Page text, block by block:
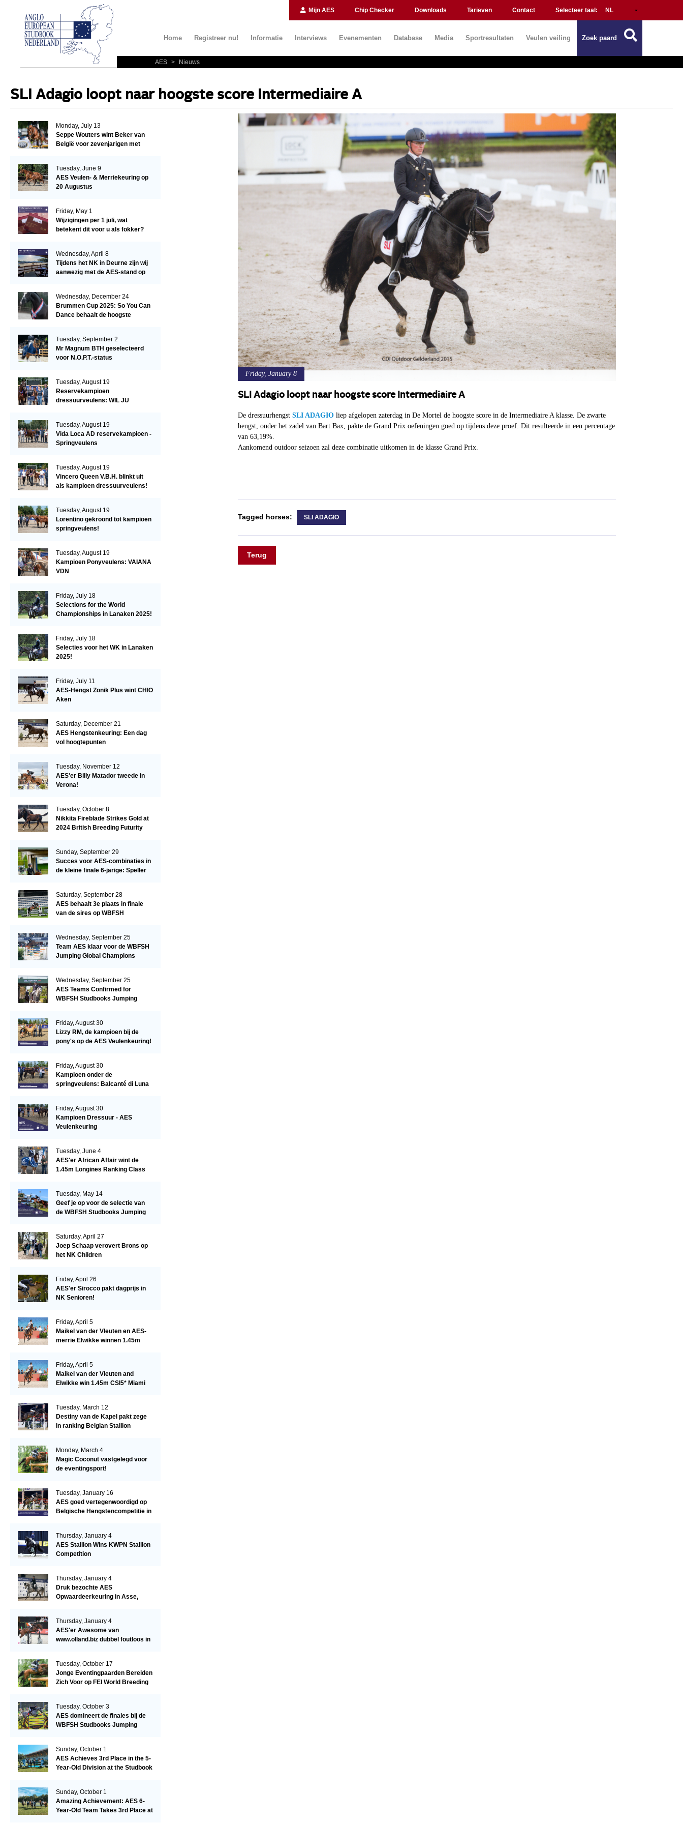
Mijn AES Chip Checker Downloads Tarieven Contact Selecteer taal:
Home Registreer nu! Informatie Interviews Evenementen Database Media Sportresultaten Veulen veiling Zoek paard
AES > Nieuws
SLI Adagio loopt naar hoogste score Intermediaire A
Friday, January 8
SLI Adagio loopt naar hoogste score Intermediaire A
De dressuurhengst SLI ADAGIOliep afgelopen zaterdag in De Mortel de hoogste score in de Intermediaire A klasse. De zwarte
hengst, onder het zadel van Bart Bax, pakte de Grand Prix oefeningen goed op tijdens deze proef. Dit resulteerde in een percentage
van 63,19%.
Aankomend outdoor seizoen zal deze combinatie uitkomen in de klasse Grand Prix.
Tagged horses: SLI ADAGIO
Terug
Monday, July 13
Seppe Wouters wint Beker van
België voor zevenjarigen met
Tuesday, June 9
AES Veulen- & Merriekeuring op
20 Augustus
Friday, May 1
Wijzigingen per 1 juli, wat
betekent dit voor u als fokker?
Wednesday, April 8
Tijdens het NK in Deurne zijn wij
aanwezig met de AES-stand op
Wednesday, December 24
Brummen Cup 2025: So You Can
Dance behaalt de hoogste
Tuesday, September 2
Mr Magnum BTH geselecteerd
voor N.O.P.T.-status
Tuesday, August 19
Reservekampioen
dressuurveulens: WIL JU
Tuesday, August 19
Vida Loca AD reservekampioen -
Springveulens
Tuesday, August 19
Vincero Queen V.B.H. blinkt uit
als kampioen dressuurveulens!
Tuesday, August 19
Lorentino gekroond tot kampioen
springveulens!
Tuesday, August 19
Kampioen Ponyveulens: VAIANA
VDN
Friday, July 18
Selections for the World
Championships in Lanaken 2025!
Friday, July 18
Selecties voor het WK in Lanaken
2025!
Friday, July 11
AES-Hengst Zonik Plus wint CHIO
Aken
Saturday, December 21
AES Hengstenkeuring: Een dag
vol hoogtepunten
Tuesday, November 12
AES'er Billy Matador tweede in
Verona!
Tuesday, October 8
Nikkita Fireblade Strikes Gold at
2024 British Breeding Futurity
Sunday, September 29
Succes voor AES-combinaties in
de kleine finale 6-jarige: Speller
Saturday, September 28
AES behaalt 3e plaats in finale
van de sires op WBFSH
Wednesday, September 25
Team AES klaar voor de WBFSH
Jumping Global Champions
Wednesday, September 25
AES Teams Confirmed for
WBFSH Studbooks Jumping
Friday, August 30
Lizzy RM, de kampioen bij de
pony's op de AES Veulenkeuring!
Friday, August 30
Kampioen onder de
springveulens: Balcanté di Luna
Friday, August 30
Kampioen Dressuur - AES
Veulenkeuring
Tuesday, June 4
AES'er African Affair wint de
1.45m Longines Ranking Class
Tuesday, May 14
Geef je op voor de selectie van
de WBFSH Studbooks Jumping
Saturday, April 27
Joep Schaap verovert Brons op
het NK Children
Friday, April 26
AES'er Sirocco pakt dagprijs in
NK Senioren!
Friday, April 5
Maikel van der Vleuten en AES-
merrie Elwikke winnen 1.45m
Friday, April 5
Maikel van der Vleuten and
Elwikke win 1.45m CSI5* Miami
Tuesday, March 12
Destiny van de Kapel pakt zege
in ranking Belgian Stallion
Monday, March 4
Magic Coconut vastgelegd voor
de eventingsport!
Tuesday, January 16
AES goed vertegenwoordigd op
Belgische Hengstencompetitie in
Thursday, January 4
AES Stallion Wins KWPN Stallion
Competition
Thursday, January 4
Druk bezochte AES
Opwaardeerkeuring in Asse,
Thursday, January 4
AES'er Awesome van
www.olland.biz dubbel foutloos in
Tuesday, October 17
Jonge Eventingpaarden Bereiden
Zich Voor op FEI World Breeding
Tuesday, October 3
AES domineert de finales bij de
WBFSH Studbooks Jumping
Sunday, October 1
AES Achieves 3rd Place in the 5-
Year-Old Division at the Studbook
Sunday, October 1
Amazing Achievement: AES 6-
Year-Old Team Takes 3rd Place at